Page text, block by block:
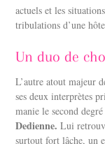
actuels et les
tribulations d’une
Un duo de
L’autre atout majeur
ses deux interprètes
manie le second
Dedienne. Lui
surtout fort lâche, un